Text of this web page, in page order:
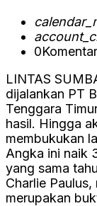
0Komentar
LINTAS
dijalankan PT
Tenggara
hasil. Hingga
membukukan
Angka ini naik
yang sama
Charlie
merupakan